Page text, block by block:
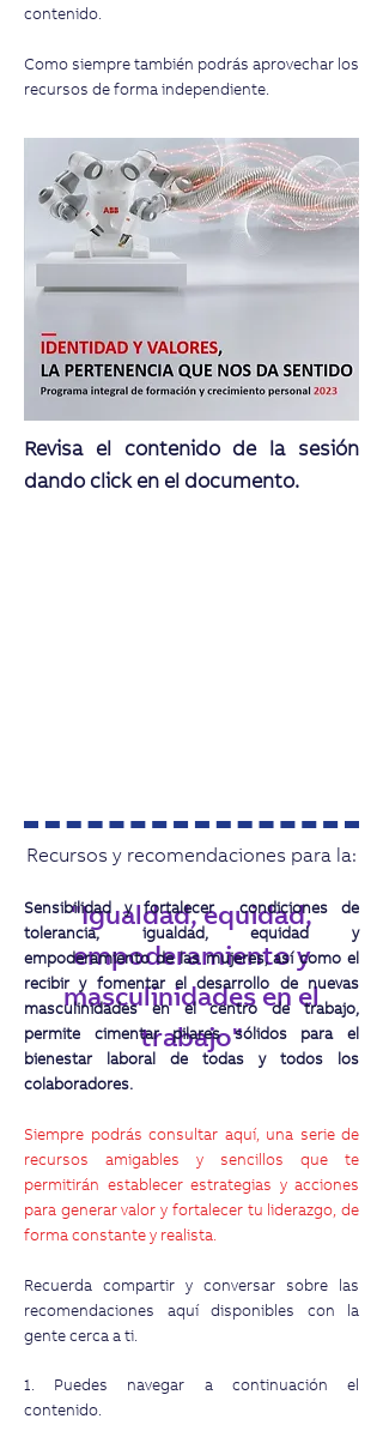
contenido.
Como siempre también podrás aprovechar los
recursos de forma independiente.
Revisa el contenido de la sesión
dando click en el documento.
Recursos y recomendaciones para la:
"Igualdad, equidad,
empoderamiento y
masculinidades en el
trabajo"
Sensibilidad y fortalecer condiciones de
tolerancia, igualdad, equidad y
empoderamiento de las mujeres, así como el
recibir y fomentar el desarrollo de nuevas
masculinidades en el centro de trabajo,
permite cimentar pilares sólidos para el
bienestar laboral de todas y todos los
colaboradores.
Siempre podrás consultar aquí, una serie de
recursos amigables y sencillos que te
permitirán establecer estrategias y acciones
para generar valor y fortalecer tu liderazgo, de
forma constante y realista.
Recuerda compartir y conversar sobre las
recomendaciones aquí disponibles con la
gente cerca a ti.
1. Puedes navegar a continuación el
contenido.